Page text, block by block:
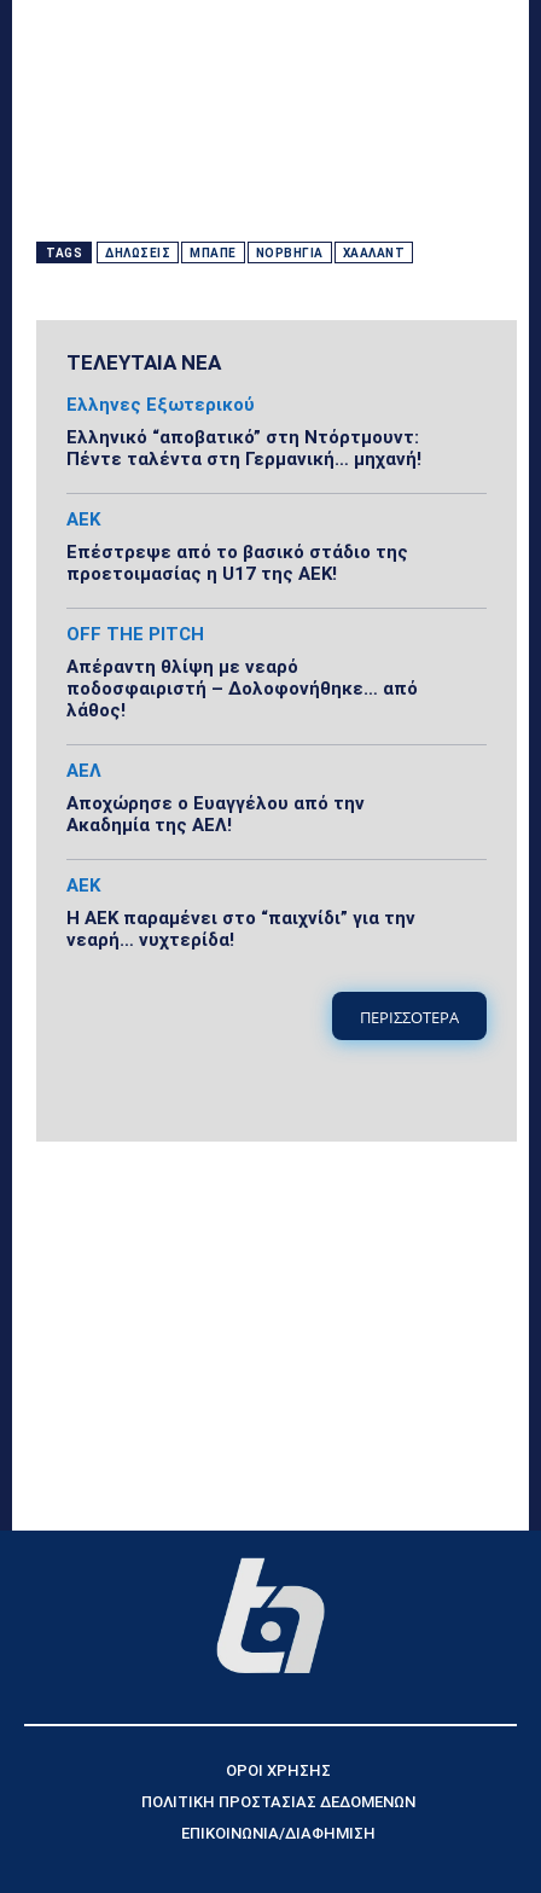
TAGS ΔΗΛΏΣΕΙΣ ΜΠΑΠΈ ΝΟΡΒΗΓΊΑ ΧΆΑΛΑΝΤ
ΤΕΛΕΥΤΑΙΑ ΝΕΑ
Ελληνες Εξωτερικού
Ελληνικό “αποβατικό” στη Ντόρτμουντ:
Πέντε ταλέντα στη Γερμανική… μηχανή!
ΑΕΚ
Επέστρεψε από το βασικό στάδιο της
προετοιμασίας η U17 της ΑΕΚ!
OFF THE PITCH
Απέραντη θλίψη με νεαρό
ποδοσφαιριστή – Δολοφονήθηκε… από
λάθος!
ΑΕΛ
Αποχώρησε ο Ευαγγέλου από την
Ακαδημία της ΑΕΛ!
ΑΕΚ
Η ΑΕΚ παραμένει στο “παιχνίδι” για την
νεαρή… νυχτερίδα!
ΠΕΡΙΣΣΟΤΕΡΑ
ΟΡΟΙ ΧΡΗΣΗΣ
ΠΟΛΙΤΙΚΗ ΠΡΟΣΤΑΣΙΑΣ ΔΕΔΟΜΕΝΩΝ
ΕΠΙΚΟΙΝΩΝΙΑ/ΔΙΑΦΗΜΙΣΗ